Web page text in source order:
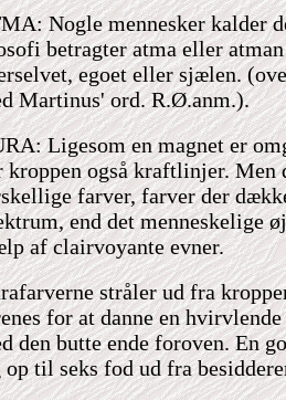
Nogle mennesker kalder
betragter atma eller atman
egoet eller sjælen.
Martinus' ord. R.Ø.anm.).
: Ligesom en magnet er
kroppen også kraftlinjer.
farver, farver der
end det menneskelige
af clairvoyante evner.
stråler ud fra
for at danne en
den butte ende foroven. En
op til seks fod ud fra